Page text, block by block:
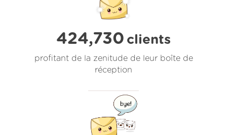
424,730 clients
profitant de la zenitude de leur boîte de
réception